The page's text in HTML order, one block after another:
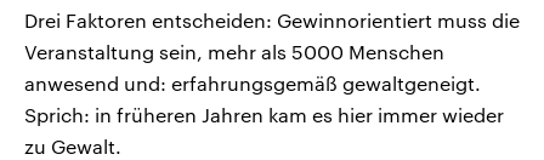
Drei Faktoren entscheiden: Gewinnorientiert muss die
Veranstaltung sein, mehr als 5000 Menschen
anwesend und: erfahrungsgemäß gewaltgeneigt.
Sprich: in früheren Jahren kam es hier immer wieder
zu Gewalt.